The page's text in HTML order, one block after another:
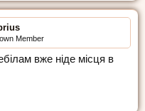
Member
вже ніде місця в